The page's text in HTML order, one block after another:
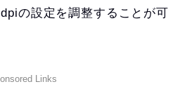
の設定を調整することが可
Links